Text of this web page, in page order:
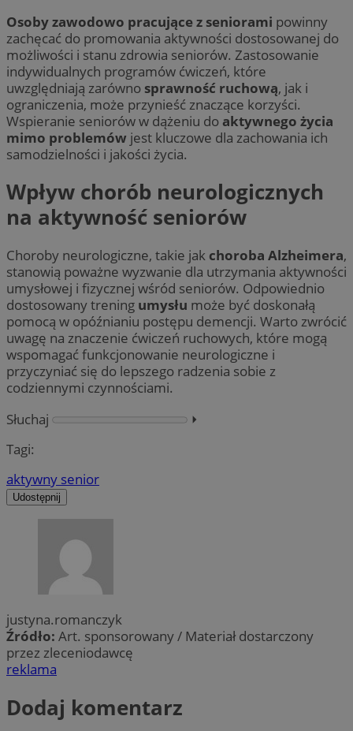
Osoby zawodowo pracujące z seniorami powinny
zachęcać do promowania aktywności dostosowanej do
możliwości i stanu zdrowia seniorów. Zastosowanie
indywidualnych programów ćwiczeń, które
uwzględniają zarówno sprawność ruchową, jak i
ograniczenia, może przynieść znaczące korzyści.
Wspieranie seniorów w dążeniu do aktywnego życia
mimo problemów jest kluczowe dla zachowania ich
samodzielności i jakości życia.
Wpływ chorób neurologicznych
na aktywność seniorów
Choroby neurologiczne, takie jak choroba Alzheimera,
stanowią poważne wyzwanie dla utrzymania aktywności
umysłowej i fizycznej wśród seniorów. Odpowiednio
dostosowany trening umysłu może być doskonałą
pomocą w opóźnianiu postępu demencji. Warto zwrócić
uwagę na znaczenie ćwiczeń ruchowych, które mogą
wspomagać funkcjonowanie neurologiczne i
przyczyniać się do lepszego radzenia sobie z
codziennymi czynnościami.
Słuchaj
⏵︎
Tagi:
aktywny senior
Udostępnij
justyna.romanczyk
Źródło: Art. sponsorowany / Materiał dostarczony
przez zleceniodawcę
reklama
Dodaj komentarz